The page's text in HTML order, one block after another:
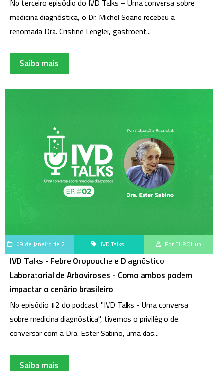
No terceiro episódio do IVD Talks – Uma conversa sobre
medicina diagnóstica, o Dr. Michel Soane recebeu a
renomada Dra. Cristine Lengler, gastroent...
Saiba mais
09 de Janeiro de 2025 IVD Talks Por EUROHub
IVD Talks - Febre Oropouche e Diagnóstico
Laboratorial de Arboviroses - Como ambos podem
impactar o cenário brasileiro
No episódio #2 do podcast "IVD Talks - Uma conversa
sobre medicina diagnóstica", tivemos o privilégio de
conversar com a Dra. Ester Sabino, uma das...
Saiba mais